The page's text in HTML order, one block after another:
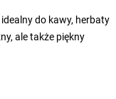
do kawy, herbaty
ale także piękny